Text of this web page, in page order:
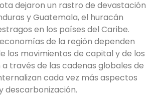
dejaron un rastro de devastación
y Guatemala, el huracán
en los países del Caribe.
de la región dependen
los movimientos de capital y de los
a través de las cadenas globales de
cada vez más aspectos
descarbonización.